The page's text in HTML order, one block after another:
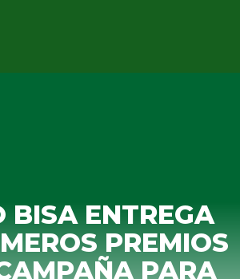
BISA ENTREGA
PREMIOS
PARA